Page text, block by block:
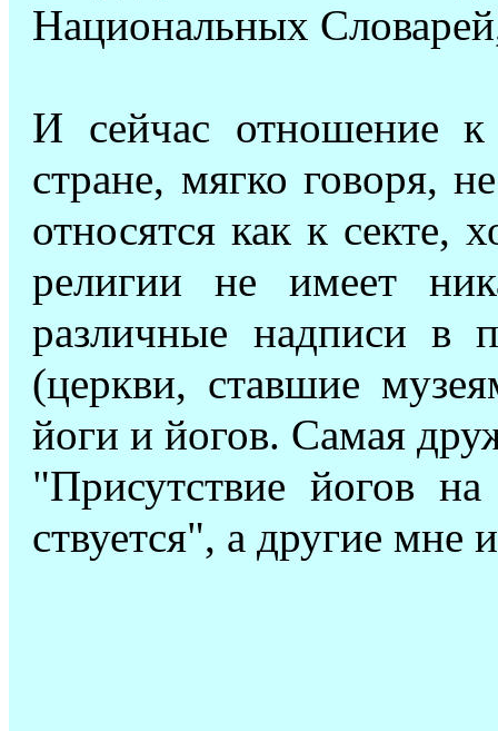
Национальных
И сейчас отношение
стране, мягко говоря,
относятся как к секте,
религии не имеет
различные надписи в
(церкви, ставшие
йоги и йогов. Самая
"Присутствие йогов
ствуется", а другие мне